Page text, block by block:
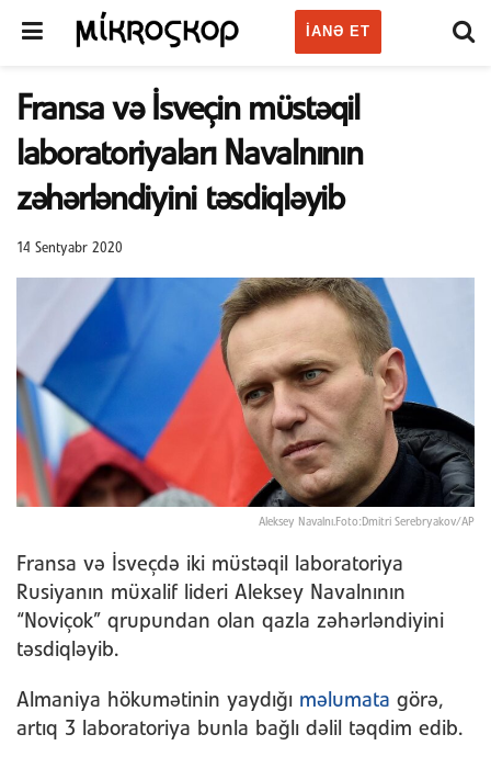
IANƏ ET
Fransa və İsveçin müstəqil
laboratoriyaları Navalnının
zəhərləndiyini təsdiqləyib
14 Sentyabr 2020
Aleksey Navalnı.Foto:Dmitri Serebryakov/AP
Fransa və İsveçdə iki müstəqil laboratoriya
Rusiyanın müxalif lideri Aleksey Navalnının
“Noviçok” qrupundan olan qazla zəhərləndiyini
təsdiqləyib.
Almaniya hökumətinin yaydığı məlumata görə,
artıq 3 laboratoriya bunla bağlı dəlil təqdim edib.